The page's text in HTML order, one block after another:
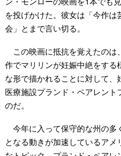
を投げかけた。彼女は「今作
会」とまで言い切る。
この映画に抵抗を覚えたのは
作でマリリンが妊娠中絶をす
な形で描かれることに対して
医療施設プランド・ペアレント
のだ。
今年に入って保守的な州の多
となる動きが加速しているアメ